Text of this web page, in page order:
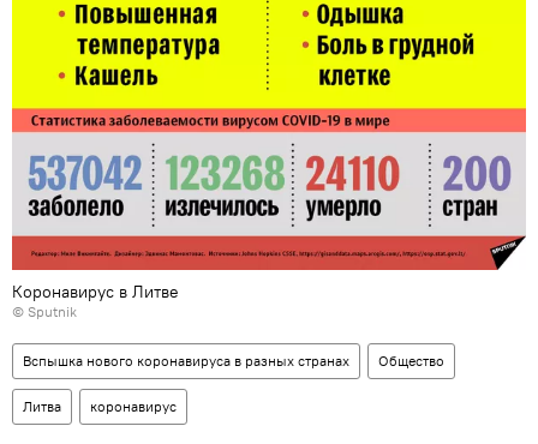
Коронавирус в Литве
© Sputnik
Вспышка нового коронавируса в разных странах Общество
Литва коронавирус